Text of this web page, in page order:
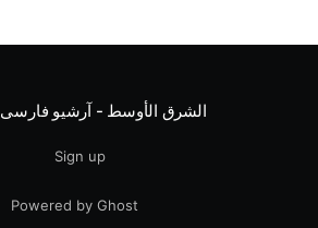
الشرق الأوسط - آرشیو فارسی
Sign up
Powered by Ghost